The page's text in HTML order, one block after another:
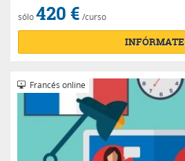
sólo420 € /curso
INFÓRMATE
Francés online